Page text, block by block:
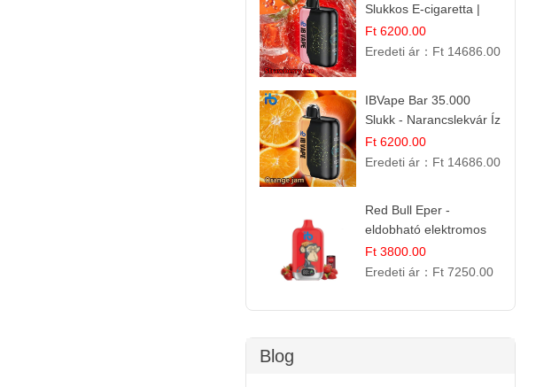
Slukkos E-cigaretta |
IBVape Bar
Ft 6200.00
Eredeti ár： Ft 14686.00
IBVape Bar 35.000
Slukk - Narancslekvár Íz
| Prémium E-cigaretta
Ft 6200.00
Eredeti ár： Ft 14686.00
Red Bull Eper -
eldobható elektromos
cigi | Energizáló
Gyümölcs Íz
Ft 3800.00
Eredeti ár： Ft 7250.00
Blog